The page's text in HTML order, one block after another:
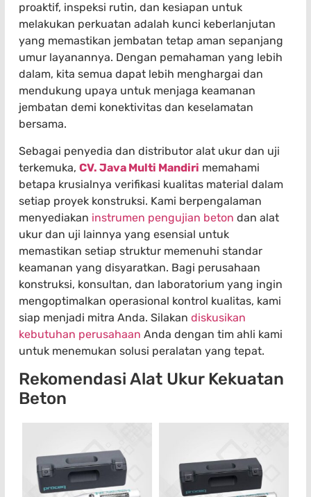
proaktif, inspeksi rutin, dan kesiapan untuk
melakukan perkuatan adalah kunci keberlanjutan
yang memastikan jembatan tetap aman sepanjang
umur layanannya. Dengan pemahaman yang lebih
dalam, kita semua dapat lebih menghargai dan
mendukung upaya untuk menjaga keamanan
jembatan demi konektivitas dan keselamatan
bersama.
Sebagai penyedia dan distributor alat ukur dan uji
terkemuka, CV. Java Multi Mandiri memahami
betapa krusialnya verifikasi kualitas material dalam
setiap proyek konstruksi. Kami berpengalaman
menyediakan instrumen pengujian beton dan alat
ukur dan uji lainnya yang esensial untuk
memastikan setiap struktur memenuhi standar
keamanan yang disyaratkan. Bagi perusahaan
konstruksi, konsultan, dan laboratorium yang ingin
mengoptimalkan operasional kontrol kualitas, kami
siap menjadi mitra Anda. Silakan diskusikan
kebutuhan perusahaan Anda dengan tim ahli kami
untuk menemukan solusi peralatan yang tepat.
Rekomendasi Alat Ukur Kekuatan
Beton